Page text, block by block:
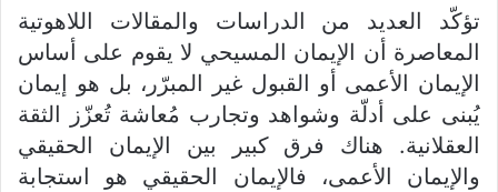
تؤكّد العديد من الدراسات والمقالات اللاهوتية
المعاصرة أن الإيمان المسيحي لا يقوم على أساس
الإيمان الأعمى أو القبول غير المبرّر، بل هو إيمان
يُبنى على أدلّة وشواهد وتجارب مُعاشة تُعزّز الثقة
العقلانية. هناك فرق كبير بين الإيمان الحقيقي
والإيمان الأعمى، فالإيمان الحقيقي هو استجابة